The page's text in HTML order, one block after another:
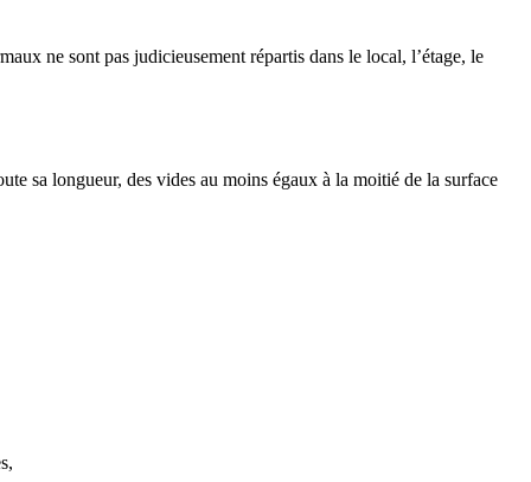
ne sont pas judicieusement répartis dans le local, l’étage, le
sa longueur, des vides au moins égaux à la moitié de la surface